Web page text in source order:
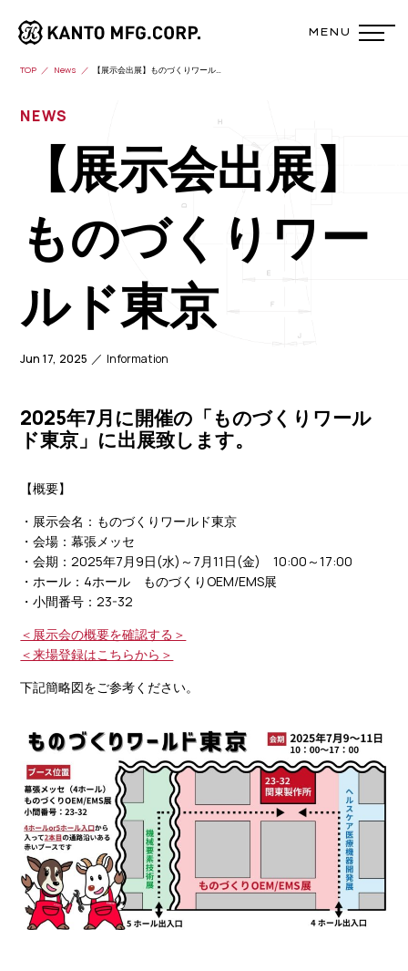
TOP News 【展示会出展】ものづくりワールド東京
NEWS
【展示会出展】
ものづくりワー
ルド東京
Jun 17, 2025 Information
2025年7月に開催の「ものづくりワール
ド東京」に出展致します。
【概要】
・展示会名：ものづくりワールド東京
・会場：幕張メッセ
・会期：2025年7月9日(水)～7月11日(金) 10:00～17:00
・ホール：4ホール ものづくりOEM/EMS展
・小間番号：23-32
＜展示会の概要を確認する＞
＜来場登録はこちらから＞
下記簡略図をご参考ください。